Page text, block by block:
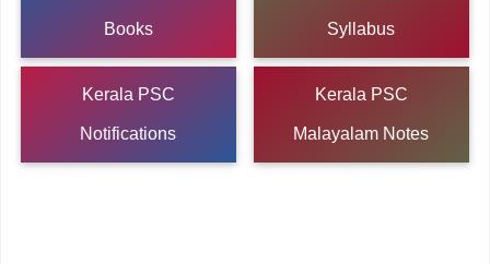
Books Syllabus
Kerala PSC
Notifications
Kerala PSC
Malayalam Notes